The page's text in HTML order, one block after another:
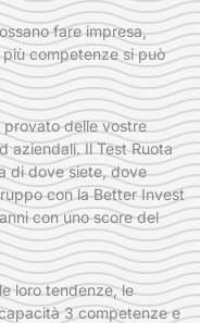
fare impresa,
competenze si può
provato delle vostre
aziendali. Il Test Ruota
di dove siete, dove
con la Better Invest
con uno score del
loro tendenze, le
3 competenze e